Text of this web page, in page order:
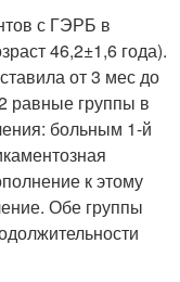
с ГЭРБ в
46,2±1,6 года).
от 3 мес до
равные группы в
больным 1-й
к этому
Обе группы